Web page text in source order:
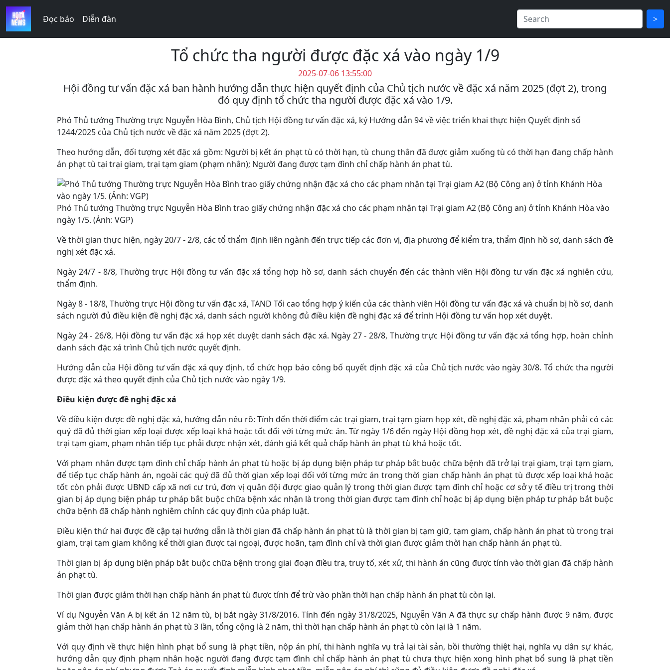
Đọc báo Diễn đàn >
Tổ chức tha người được đặc xá vào ngày 1/9
2025-07-06 13:55:00
Hội đồng tư vấn đặc xá ban hành hướng dẫn thực hiện quyết định của Chủ tịch nước về đặc xá năm 2025 (đợt 2), trong
đó quy định tổ chức tha người được đặc xá vào 1/9.
Phó Thủ tướng Thường trực Nguyễn Hòa Bình, Chủ tịch Hội đồng tư vấn đặc xá, ký Hướng dẫn 94 về việc triển khai thực hiện Quyết định số
1244/2025 của Chủ tịch nước về đặc xá năm 2025 (đợt 2).
Theo hướng dẫn, đối tượng xét đặc xá gồm: Người bị kết án phạt tù có thời hạn, tù chung thân đã được giảm xuống tù có thời hạn đang chấp hành
án phạt tù tại trại giam, trại tạm giam (phạm nhân); Người đang được tạm đình chỉ chấp hành án phạt tù.
Phó Thủ tướng Thường trực Nguyễn Hòa Bình trao giấy chứng nhận đặc xá cho các phạm nhận tại Trại giam A2 (Bộ Công an) ở tỉnh Khánh Hòa vào
ngày 1/5. (Ảnh: VGP)
Về thời gian thực hiện, ngày 20/7 - 2/8, các tổ thẩm định liên ngành đến trực tiếp các đơn vị, địa phương để kiểm tra, thẩm định hồ sơ, danh sách đề
nghị xét đặc xá.
Ngày 24/7 - 8/8, Thường trực Hội đồng tư vấn đặc xá tổng hợp hồ sơ, danh sách chuyển đến các thành viên Hội đồng tư vấn đặc xá nghiên cứu,
thẩm định.
Ngày 8 - 18/8, Thường trực Hội đồng tư vấn đặc xá, TAND Tối cao tổng hợp ý kiến của các thành viên Hội đồng tư vấn đặc xá và chuẩn bị hồ sơ, danh
sách người đủ điều kiện đề nghị đặc xá, danh sách người không đủ điều kiện đề nghị đặc xá để trình Hội đồng tư vấn họp xét duyệt.
Ngày 24 - 26/8, Hội đồng tư vấn đặc xá họp xét duyệt danh sách đặc xá. Ngày 27 - 28/8, Thường trực Hội đồng tư vấn đặc xá tổng hợp, hoàn chỉnh
danh sách đặc xá trình Chủ tịch nước quyết định.
Hướng dẫn của Hội đồng tư vấn đặc xá quy định, tổ chức họp báo công bố quyết định đặc xá của Chủ tịch nước vào ngày 30/8. Tổ chức tha người
được đặc xá theo quyết định của Chủ tịch nước vào ngày 1/9.
Điều kiện được đề nghị đặc xá
Về điều kiện được đề nghị đặc xá, hướng dẫn nêu rõ: Tính đến thời điểm các trại giam, trại tạm giam họp xét, đề nghị đặc xá, phạm nhân phải có các
quý đã đủ thời gian xếp loại được xếp loại khá hoặc tốt đối với từng mức án. Từ ngày 1/6 đến ngày Hội đồng họp xét, đề nghị đặc xá của trại giam,
trại tạm giam, phạm nhân tiếp tục phải được nhận xét, đánh giá kết quả chấp hành án phạt tù khá hoặc tốt.
Với phạm nhân được tạm đình chỉ chấp hành án phạt tù hoặc bị áp dụng biện pháp tư pháp bắt buộc chữa bệnh đã trở lại trại giam, trại tạm giam,
để tiếp tục chấp hành án, ngoài các quý đã đủ thời gian xếp loại đối với từng mức án trong thời gian chấp hành án phạt tù được xếp loại khá hoặc
tốt còn phải được UBND cấp xã nơi cư trú, đơn vị quân đội được giao quản lý trong thời gian được tạm đình chỉ hoặc cơ sở y tế điều trị trong thời
gian bị áp dụng biện pháp tư pháp bắt buộc chữa bệnh xác nhận là trong thời gian được tạm đình chỉ hoặc bị áp dụng biện pháp tư pháp bắt buộc
chữa bệnh đã chấp hành nghiêm chỉnh các quy định của pháp luật.
Điều kiện thứ hai được đề cập tại hướng dẫn là thời gian đã chấp hành án phạt tù là thời gian bị tạm giữ, tạm giam, chấp hành án phạt tù trong trại
giam, trại tạm giam không kể thời gian được tại ngoại, được hoãn, tạm đình chỉ và thời gian được giảm thời hạn chấp hành án phạt tù.
Thời gian bị áp dụng biện pháp bắt buộc chữa bệnh trong giai đoạn điều tra, truy tố, xét xử, thi hành án cũng được tính vào thời gian đã chấp hành
án phạt tù.
Thời gian được giảm thời hạn chấp hành án phạt tù được tính để trừ vào phần thời hạn chấp hành án phạt tù còn lại.
Ví dụ Nguyễn Văn A bị kết án 12 năm tù, bị bắt ngày 31/8/2016. Tính đến ngày 31/8/2025, Nguyễn Văn A đã thực sự chấp hành được 9 năm, được
giảm thời hạn chấp hành án phạt tù 3 lần, tổng cộng là 2 năm, thì thời hạn chấp hành án phạt tù còn lại là 1 năm.
Với quy định về thực hiện hình phạt bổ sung là phạt tiền, nộp án phí, thi hành nghĩa vụ trả lại tài sản, bồi thường thiệt hại, nghĩa vụ dân sự khác,
hướng dẫn quy định phạm nhân hoặc người đang được tạm đình chỉ chấp hành án phạt tù chưa thực hiện xong hình phạt bổ sung là phạt tiền